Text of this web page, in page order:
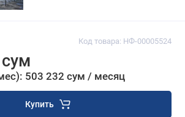
Код товара: НФ-00005524
503 232 сум / месяц
Купить